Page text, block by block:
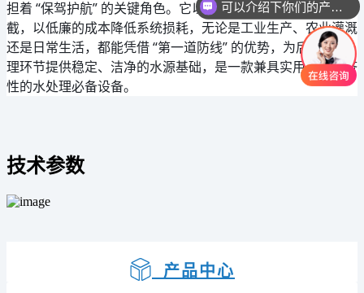
担着 “保驾护航” 的关键角色。它以简单的结构实现高效拦
截，以低廉的成本降低系统损耗，无论是工业生产、农业灌溉
还是日常生活，都能凭借 “第一道防线” 的优势，为后续水处
理环节提供稳定、洁净的水源基础，是一款兼具实用性与经济
性的水处理必备设备。
技术参数
产品中心
你们是怎么收费的呢